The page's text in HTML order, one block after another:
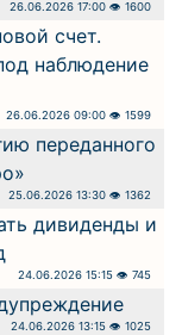
26.06.2026 17:00 👁 1600
счет.
наблюдение
26.06.2026 09:00 👁 1599
переданного
25.06.2026 13:30 👁 1362
дивиденды и
24.06.2026 15:15 👁 745
24.06.2026 13:15 👁 1025